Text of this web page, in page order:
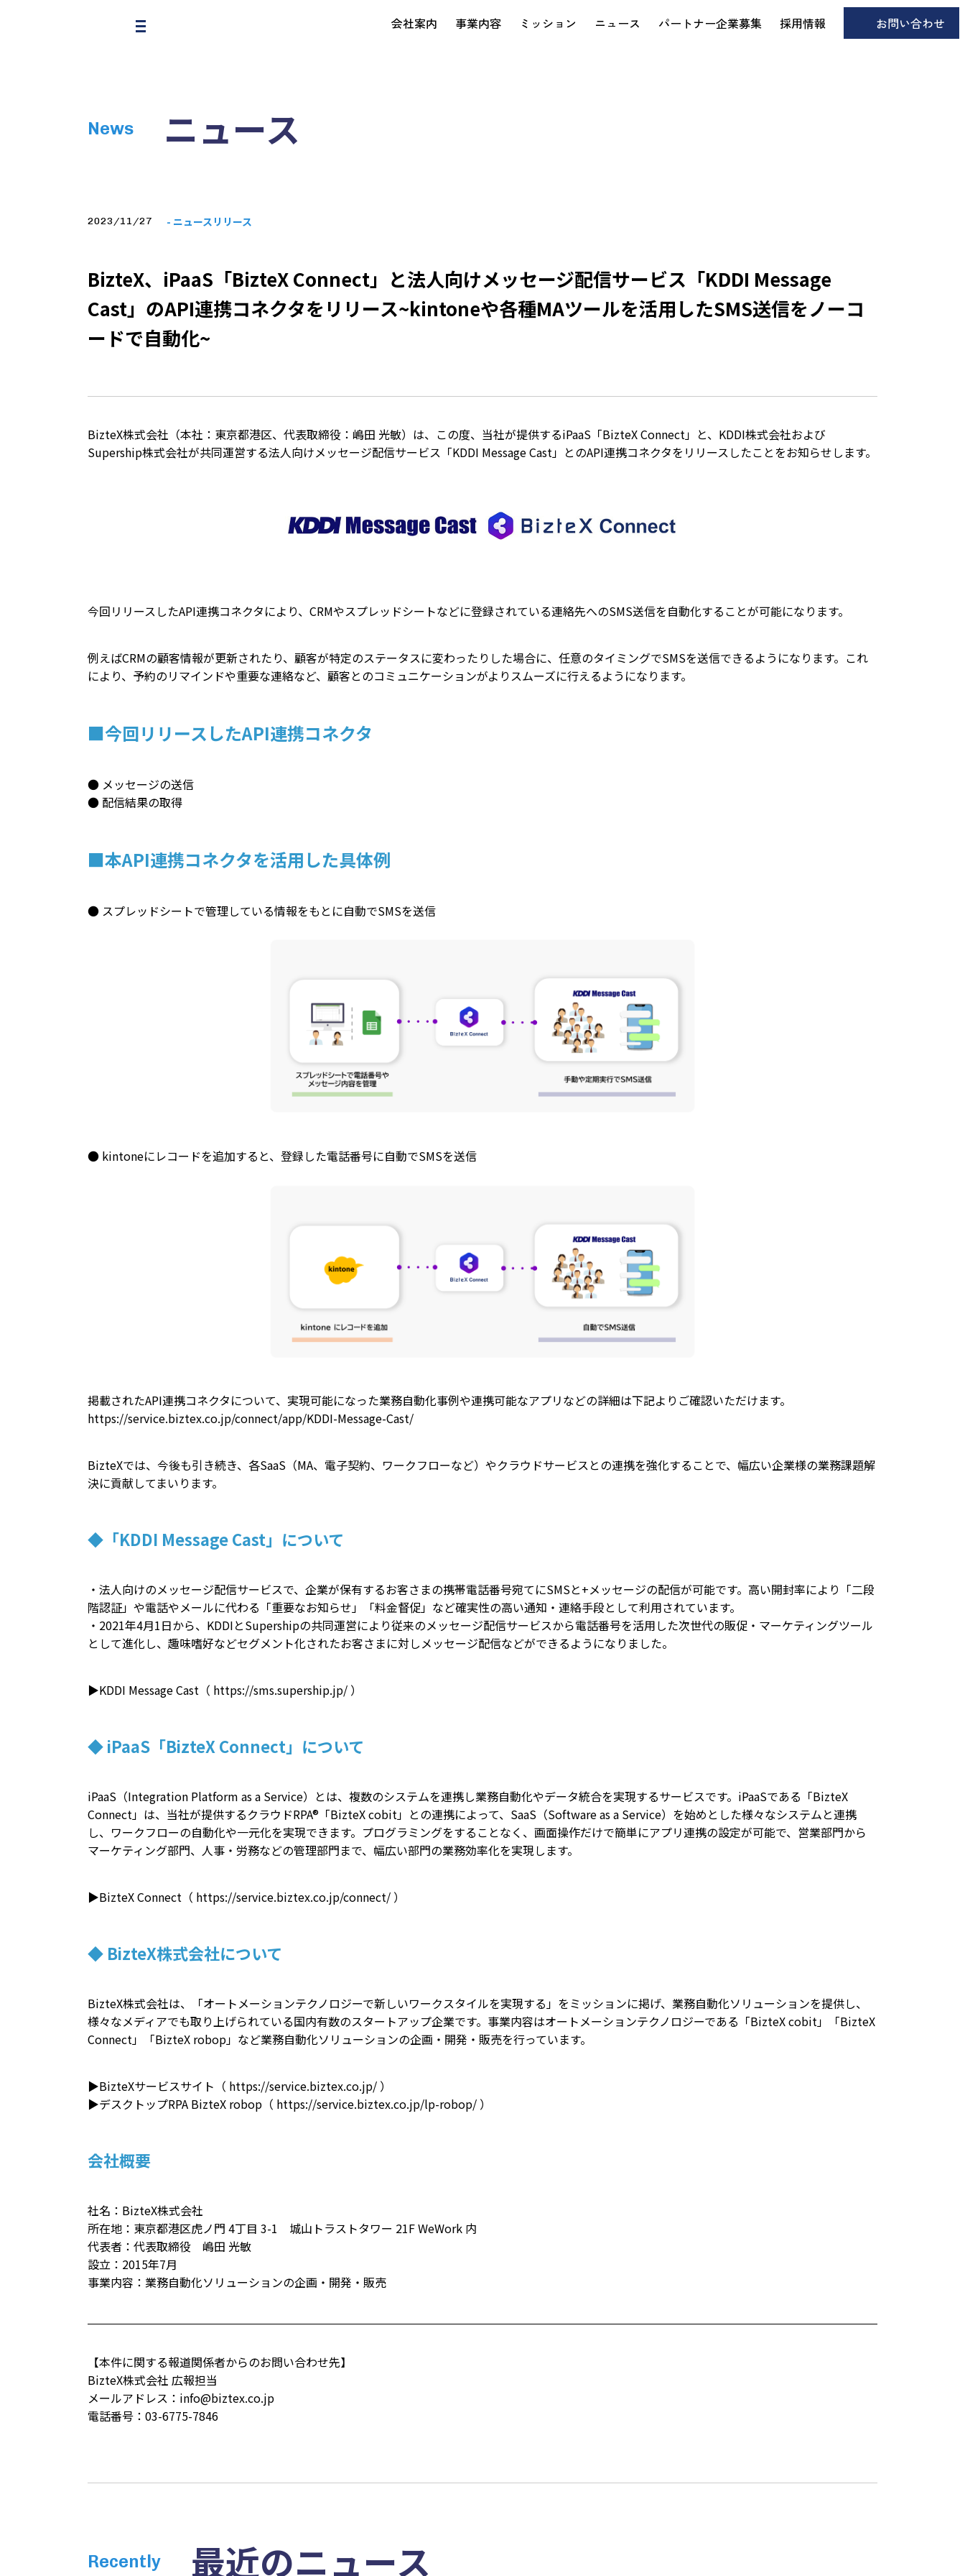
会社案内 事業内容 ミッション ニュース パートナー企業募集 採用情報 お問い合わせ
News ニュース
2023/11/27 - ニュースリリース
BizteX、iPaaS「BizteX Connect」と法人向けメッセージ配信サービス「KDDI Message
Cast」のAPI連携コネクタをリリース~kintoneや各種MAツールを活用したSMS送信をノーコ
ードで自動化~
BizteX株式会社（本社：東京都港区、代表取締役：嶋田 光敏）は、この度、当社が提供するiPaaS「BizteX Connect」と、KDDI株式会社および
Supership株式会社が共同運営する法人向けメッセージ配信サービス「KDDI Message Cast」とのAPI連携コネクタをリリースしたことをお知らせします。
今回リリースしたAPI連携コネクタにより、CRMやスプレッドシートなどに登録されている連絡先へのSMS送信を自動化することが可能になります。
例えばCRMの顧客情報が更新されたり、顧客が特定のステータスに変わったりした場合に、任意のタイミングでSMSを送信できるようになります。これ
により、予約のリマインドや重要な連絡など、顧客とのコミュニケーションがよりスムーズに行えるようになります。
■今回リリースしたAPI連携コネクタ
● メッセージの送信
● 配信結果の取得
■本API連携コネクタを活用した具体例
● スプレッドシートで管理している情報をもとに自動でSMSを送信
● kintoneにレコードを追加すると、登録した電話番号に自動でSMSを送信
掲載されたAPI連携コネクタについて、実現可能になった業務自動化事例や連携可能なアプリなどの詳細は下記よりご確認いただけます。
https://service.biztex.co.jp/connect/app/KDDI-Message-Cast/
BizteXでは、今後も引き続き、各SaaS（MA、電子契約、ワークフローなど）やクラウドサービスとの連携を強化することで、幅広い企業様の業務課題解
決に貢献してまいります。
◆「KDDI Message Cast」について
・法人向けのメッセージ配信サービスで、企業が保有するお客さまの携帯電話番号宛てにSMSと+メッセージの配信が可能です。高い開封率により「二段
階認証」や電話やメールに代わる「重要なお知らせ」「料金督促」など確実性の高い通知・連絡手段として利用されています。
・2021年4月1日から、KDDIとSupershipの共同運営により従来のメッセージ配信サービスから電話番号を活用した次世代の販促・マーケティングツール
として進化し、趣味嗜好などセグメント化されたお客さまに対しメッセージ配信などができるようになりました。
▶KDDI Message Cast（ https://sms.supership.jp/ ）
◆ iPaaS「BizteX Connect」について
iPaaS（Integration Platform as a Service）とは、複数のシステムを連携し業務自動化やデータ統合を実現するサービスです。iPaaSである「BizteX
Connect」は、当社が提供するクラウドRPA®「BizteX cobit」との連携によって、SaaS（Software as a Service）を始めとした様々なシステムと連携
し、ワークフローの自動化や一元化を実現できます。プログラミングをすることなく、画面操作だけで簡単にアプリ連携の設定が可能で、営業部門から
マーケティング部門、人事・労務などの管理部門まで、幅広い部門の業務効率化を実現します。
▶BizteX Connect（ https://service.biztex.co.jp/connect/ ）
◆ BizteX株式会社について
BizteX株式会社は、「オートメーションテクノロジーで新しいワークスタイルを実現する」をミッションに掲げ、業務自動化ソリューションを提供し、
様々なメディアでも取り上げられている国内有数のスタートアップ企業です。事業内容はオートメーションテクノロジーである「BizteX cobit」「BizteX
Connect」「BizteX robop」など業務自動化ソリューションの企画・開発・販売を行っています。
▶BizteXサービスサイト（ https://service.biztex.co.jp/ ）
▶デスクトップRPA BizteX robop（ https://service.biztex.co.jp/lp-robop/ ）
会社概要
社名：BizteX株式会社
所在地：東京都港区虎ノ門 4丁目 3-1 城山トラストタワー 21F WeWork 内
代表者：代表取締役 嶋田 光敏
設立：2015年7月
事業内容：業務自動化ソリューションの企画・開発・販売
【本件に関する報道関係者からのお問い合わせ先】
BizteX株式会社 広報担当
メールアドレス： info@biztex.co.jp
電話番号：03-6775-7846
Recently 最近のニュース